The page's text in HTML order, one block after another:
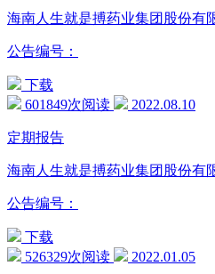
海南人生就是搏药业集团股份有
公告编号：
下载
601849次阅读
2022.08.10
定期报告
海南人生就是搏药业集团股份有
公告编号：
下载
526329次阅读
2022.01.05